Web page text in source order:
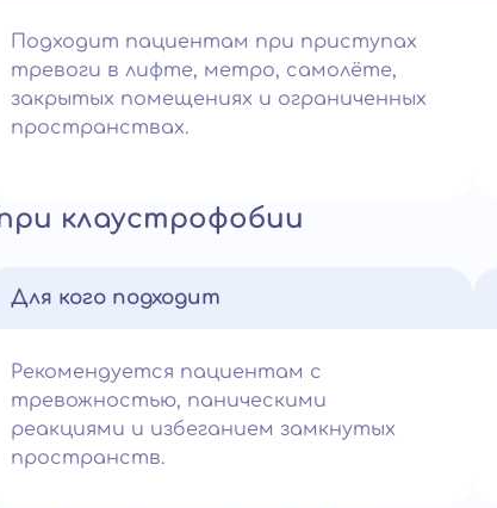
Подходит пациентам при приступах
тревоги в лифте, метро, самолёте,
закрытых помещениях и ограниченных
пространствах.
клаустрофобии
Для кого подходит
Рекомендуется пациентам с
тревожностью, паническими
реакциями и избеганием замкнутых
пространств.